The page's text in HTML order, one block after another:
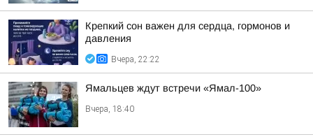
Крепкий сон важен для сердца, гормонов и
давления
Вчера, 22:22
Ямальцев ждут встречи «Ямал-100»
Вчера, 18:40